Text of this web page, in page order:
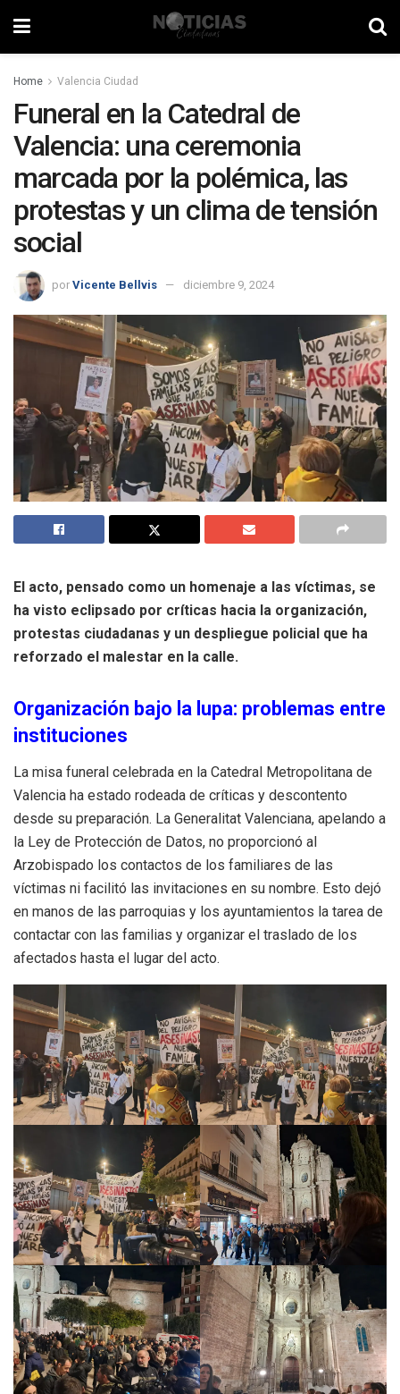
Home Valencia Ciudad
Funeral en la Catedral de
Valencia: una ceremonia
marcada por la polémica, las
protestas y un clima de tensión
social
por Vicente Bellvis diciembre 9, 2024
El acto, pensado como un homenaje a las víctimas, se
ha visto eclipsado por críticas hacia la organización,
protestas ciudadanas y un despliegue policial que ha
reforzado el malestar en la calle.
Organización bajo la lupa: problemas entre
instituciones
La misa funeral celebrada en la Catedral Metropolitana de
Valencia ha estado rodeada de críticas y descontento
desde su preparación. La Generalitat Valenciana, apelando a
la Ley de Protección de Datos, no proporcionó al
Arzobispado los contactos de los familiares de las
víctimas ni facilitó las invitaciones en su nombre. Esto dejó
en manos de las parroquias y los ayuntamientos la tarea de
contactar con las familias y organizar el traslado de los
afectados hasta el lugar del acto.